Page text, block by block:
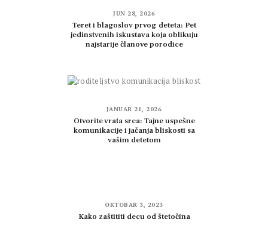
JUN 28, 2026
Teret i blagoslov prvog deteta: Pet
jedinstvenih iskustava koja oblikuju
najstarije članove porodice
JANUAR 21, 2026
Otvorite vrata srca: Tajne uspešne
komunikacije i jačanja bliskosti sa
vašim detetom
OKTOBAR 3, 2023
Kako zaštititi decu od štetočina